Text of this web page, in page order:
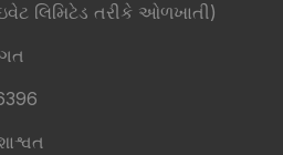
લિમિટેડ તરીકે ઓળખાતી)